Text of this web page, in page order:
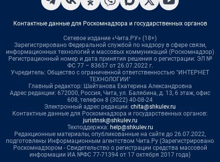
Контактные данные для Роскомнадзора и государственных органов
Сетевое издание «Чита.РУ» (18+)
Зарегистрировано Федеральной службой по надзору в сфере связи,
информационных технологий и массовых коммуникаций (Роскомнадзор)
Регистрационный номер и дата принятия решения о регистрации: ЭЛ №
ФС 77 – 83657 от 26.07.2022 г.
Учредитель: Общество с ограниченной ответственностью "ИНТЕРНЕТ
ТЕХНОЛОГИИ"
Главный редактор: Шайтанова Екатерина Александровна
Адрес редакции: 672000, Россия, Чита, ул. Балябина, д. 13, 6 этаж, офис
608, телефон 8 (3022) 40-08-24
Электронный адрес редакции: chita@shkulev.ru
Контактные данные для Роскомнадзора и государственных органов:
juristnsk@shkulev.ru
Техподдержка: help@shkulev.ru
Редакционные материалы, опубликованные на сайте до 26.07.2022,
подготовлены Информационным агентством Чита.Ру (Зарегистрировано
Роскомнадзором - Свидетельство о регистрации средства массовой
информации ИА №ФС 77-71394 от 17 октября 2017 года)